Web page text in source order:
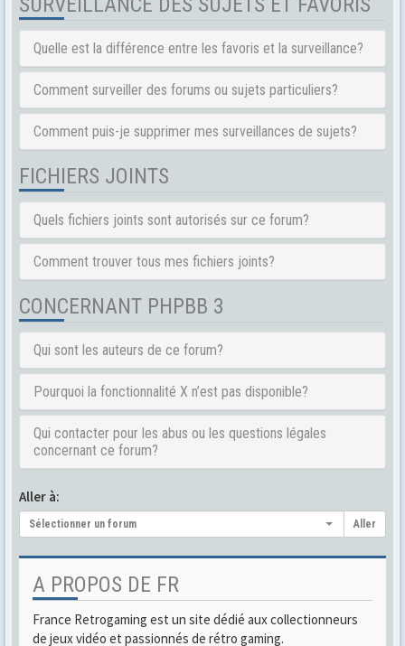
Quelle est la différence entre les favoris et la surveillance?
Comment surveiller des forums ou sujets particuliers?
Comment puis-je supprimer mes surveillances de sujets?
FICHIERS JOINTS
Quels fichiers joints sont autorisés sur ce forum?
Comment trouver tous mes fichiers joints?
CONCERNANT PHPBB 3
Qui sont les auteurs de ce forum?
Pourquoi la fonctionnalité X n’est pas disponible?
Qui contacter pour les abus ou les questions légales
concernant ce forum?
Aller à:
Sélectionner un forum Aller
A PROPOS DE FR
France Retrogaming est un site dédié aux collectionneurs
de jeux vidéo et passionnés de rétro gaming.